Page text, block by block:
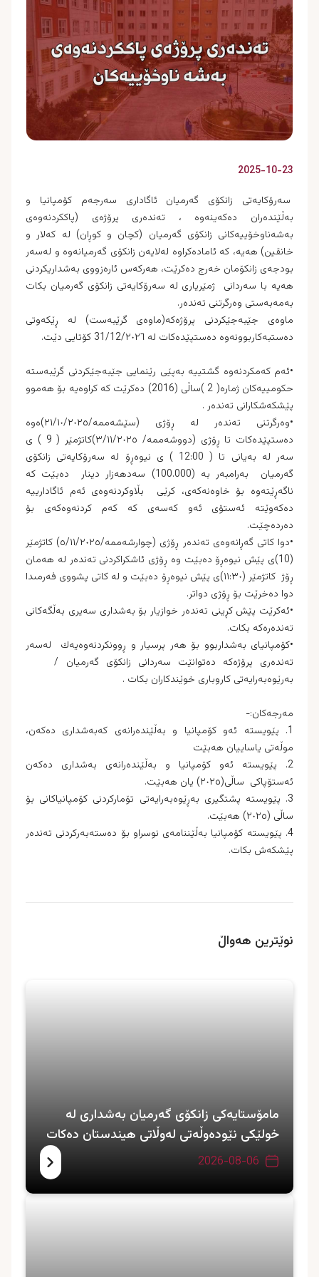
2025-10-23
سەرۆکایەتی زانکۆی گەرمیان ئاگاداری سه‌رجه‌م كۆمپانیا و
به‌ڵێنده‌ران ده‌كه‌ینه‌وه‌ ، ته‌نده‌ری پرۆژه‌ی‌ (پاککردنەوەى
به‌شه‌ناوخۆییه‌كانى زانکۆی گەرمیان (کچان و کوڕان) لە کەلار و
خانقین) هەیە، كه‌ ئاماده‌كراوه‌ له‌لایه‌ن زانكۆی گەرمیانەوە و له‌سه‌ر
بودجه‌ی زانكۆمان خه‌رج ده‌كرێت، هه‌ركه‌س ئاره‌زووى به‌شداریكردنى
هه‌یه‌ با سه‌ردانى ژمێریارى له‌ سه‌رۆكایه‌تى زانكۆى گه‌رمیان بكات
به‌مه‌به‌ستى وه‌رگرتنى ته‌نده‌ر.
ماوه‌ى جێبه‌جێكردنى پرۆژه‌كه‌(ماوه‌ى گرێبه‌ست) له‌ ڕێكه‌وتى
ده‌ستبه‌كاربوونه‌وه‌ ده‌ستپێده‌كات له‌ 31/12/٢٠٢٦ کۆتایى دێت.
•ئه‌م كه‌مكردنه‌وه‌ گشتییه‌ به‌پێی رێنمایی جێبه‌جێكردنی گرێبه‌سته‌
حكومییه‌كان ژماره‌( 2 )ساڵی (2016) ده‌كرێت كه‌ كراوه‌یه‌ بۆ هه‌موو
پێشكه‌شكارانی ته‌نده‌ر .
•وه‌رگرتنى ته‌نده‌ر له‌ ڕۆژى (سێشەممە/٢١/١٠/٢٠٢٥)ەوه‌
ده‌ستپێده‌كات تا ڕۆژى (دووشەممە/ ٣/١١/٢٠٢٥)كاتژمێر ( 9 ) ى
سه‌ر له‌ به‌یانى تا ( 12:00 ) ى نیوه‌ڕۆ له‌ سه‌رۆكایه‌تى زانكۆى
گه‌رمیان به‌رامبه‌ر به‌ (100.000) سه‌دهه‌زار دینار ده‌بێت كه‌
ناگه‌ڕێته‌وه‌ بۆ خاوه‌نه‌كه‌ی،‌ كرێى بڵاوكردنه‌وه‌ى ئه‌م ئاگادارییه‌
ده‌كه‌وێته‌ ئه‌ستۆى ئه‌و كه‌سه‌ى كه‌ كه‌م كردنه‌وه‌كه‌ی بۆ
ده‌رده‌چێت.
•دوا كاتی گه‌ڕانه‌وه‌ى ته‌نده‌ر ڕۆژى (چوارشەممە‌/٥/١١/٢٠٢٥) كاتژمێر
(10)ى پێش نیوه‌ڕۆ ده‌بێت وه‌ ڕۆژى ئاشكراكردنى ته‌نده‌ر له‌ هه‌مان
ڕۆژ كاتژمێر (١١:٣٠)ی پێش نیوه‌ڕۆ ده‌بێت و‌ له‌ كاتى پشووى فه‌رمىدا
دوا ده‌خرێت بۆ ڕۆژى دواتر.
•ئه‌كرێت پێش كڕینی ته‌نده‌ر خوازیار بۆ به‌شداری سه‌یری به‌ڵگه‌كانی
ته‌نده‌ره‌كه‌ بكات.
•كۆمپانیای به‌شداربوو بۆ هه‌ر پرسیار و ڕوونكردنه‌وه‌یه‌ك له‌سه‌ر
ته‌نده‌ری پرۆژه‌كه‌ ده‌توانێت سه‌ردانی زانكۆی گه‌رمیان /
به‌رێوه‌به‌رایه‌تی كاروبارى خوێندکاران بكات .
مه‌رجه‌كان:-
1. پێویسته‌ ئه‌و كۆمپانیا و به‌ڵێنده‌رانه‌ى كه‌به‌شدارى ده‌كه‌ن،
موڵه‌تى یاساییان هه‌بێت
2. پێویسته‌ ئه‌و كۆمپانیا و به‌ڵێنده‌رانه‌ی به‌شداری ده‌كه‌ن
ئه‌ستۆپاكی ساڵی(٢٠٢٥) یان هه‌بێت.
3. پێویستە پشتگیرى بەڕێوەبەرایەتى تۆمارکردنى کۆمپانیاکانى بۆ
ساڵى (٢٠٢٥) هەبێت.
4. پێویستە کۆمپانیا بەڵێننامەى نوسراو بۆ دەستەبەرکردنى تەندەر
پێشکەش بکات.
نوێترین هەواڵ
مامۆستایەکی زانکۆی گەرمیان بەشداری لە
خولێکی نێودەوڵەتی لەوڵاتی هیندستان دەکات
2026-08-06